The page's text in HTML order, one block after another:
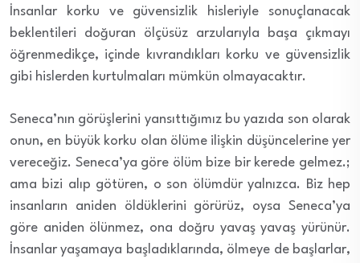
İnsanlar korku ve güvensizlik hisleriyle sonuçlanacak
beklentileri doğuran ölçüsüz arzularıyla başa çıkmayı
öğrenmedikçe, içinde kıvrandıkları korku ve güvensizlik
gibi hislerden kurtulmaları mümkün olmayacaktır.
Seneca’nın görüşlerini yansıttığımız bu yazıda son olarak
onun, en büyük korku olan ölüme ilişkin düşüncelerine yer
vereceğiz. Seneca’ya göre ölüm bize bir kerede gelmez.;
ama bizi alıp götüren, o son ölümdür yalnızca. Biz hep
insanların aniden öldüklerini görürüz, oysa Seneca’ya
göre aniden ölünmez, ona doğru yavaş yavaş yürünür.
İnsanlar yaşamaya başladıklarında, ölmeye de başlarlar,